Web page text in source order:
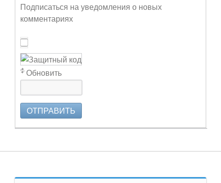
Подписаться на уведомления о новых
комментариях
Обновить
ОТПРАВИТЬ